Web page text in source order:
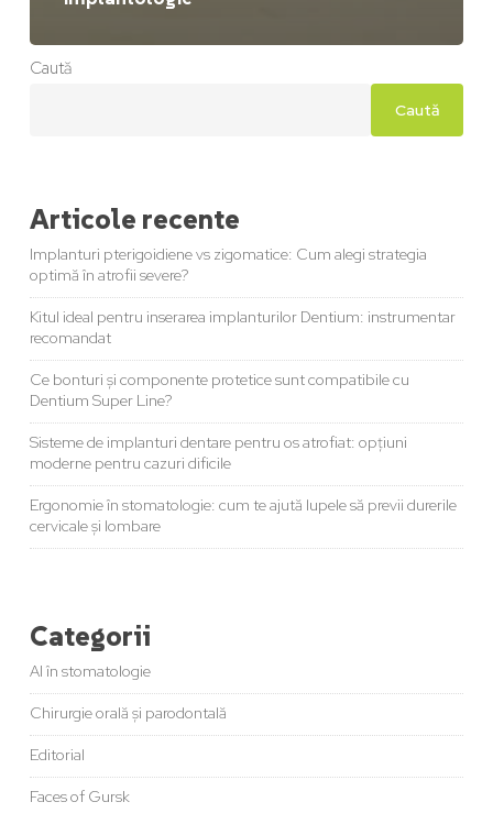
Caută
Caută
Articole recente
Implanturi pterigoidiene vs zigomatice: Cum alegi strategia
optimă în atrofii severe?
Kitul ideal pentru inserarea implanturilor Dentium: instrumentar
recomandat
Ce bonturi și componente protetice sunt compatibile cu
Dentium Super Line?
Sisteme de implanturi dentare pentru os atrofiat: opțiuni
moderne pentru cazuri dificile
Ergonomie în stomatologie: cum te ajută lupele să previi durerile
cervicale și lombare
Categorii
AI în stomatologie
Chirurgie orală și parodontală
Editorial
Faces of Gursk